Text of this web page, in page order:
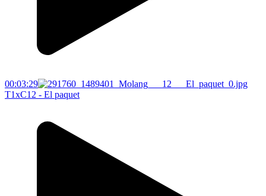
00:03:29
T1xC12 - El paquet